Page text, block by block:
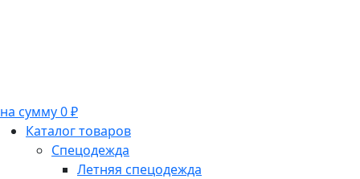
на сумму 0 ₽
Каталог товаров
Спецодежда
Летняя спецодежда